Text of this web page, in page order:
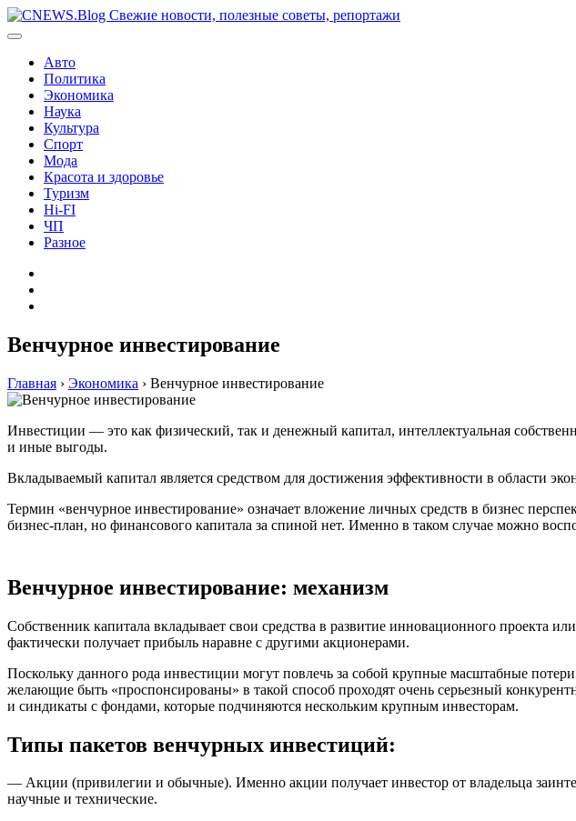
Перейти
к
Авто
Политика
Экономика
Наука
Культура
Спорт
Мода
Красота и здоровье
Туризм
Hi-FI
ЧП
Разное
Венчурное инвестирование
Главная › Экономика › Венчурное инвестирование
Инвестиции — это как физический, так и денежный капитал, интеллектуальная
и иные выгоды.
Вкладываемый капитал является средством для достижения эффективности в области
Термин «венчурное инвестирование» означает вложение личных средств в бизнес
бизнес-план, но финансового капитала за спиной нет. Именно в таком случае можно
Венчурное инвестирование: механизм
Собственник капитала вкладывает свои средства в развитие инновационного проекта
фактически получает прибыль наравне с другими акционерами.
Поскольку данного рода инвестиции могут повлечь за собой крупные масштабные
желающие быть «проспонсированы» в такой способ проходят очень серьезный
и синдикаты с фондами, которые подчиняются нескольким крупным инвесторам.
Типы пакетов венчурных инвестиций:
— Акции (привилегии и обычные). Именно акции получает инвестор от владельца
научные и технические.